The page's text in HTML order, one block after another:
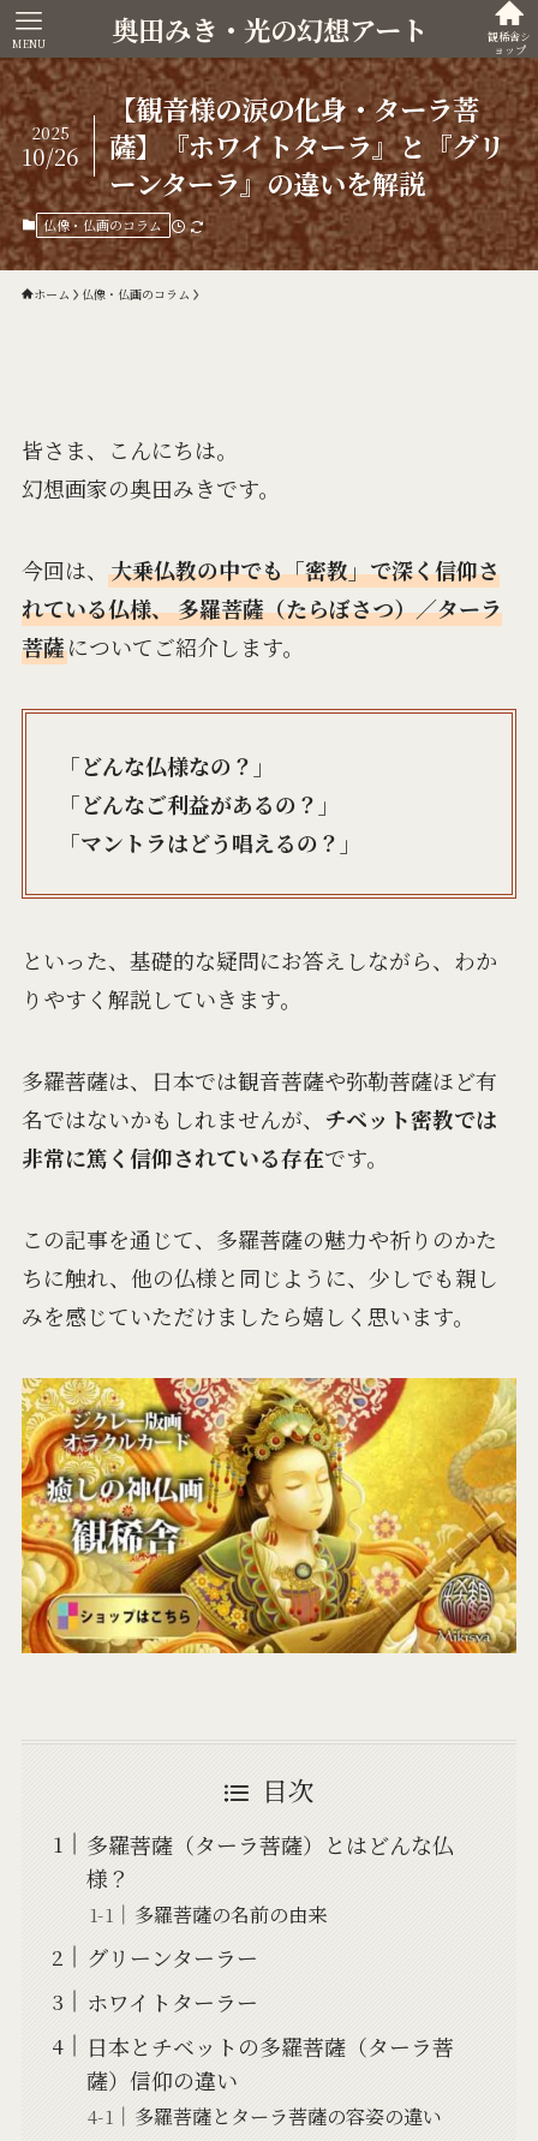
奥田みき・光の幻想アート 観稀舎シ
ョップ
MENU
【観音様の涙の化身・ターラ菩
薩】『ホワイトターラ』と『グリ
ーンターラ』の違いを解説
2025
10/26
仏像・仏画のコラム
ホーム 仏像・仏画のコラム
皆さま、こんにちは。
幻想画家の奥田みきです。
今回は、 大乗仏教の中でも「密教」で深く信仰さ
れている仏様、 多羅菩薩（たらぼさつ）／ターラ
菩薩についてご紹介します。
「どんな仏様なの？」
「どんなご利益があるの？」
「マントラはどう唱えるの？」
といった、基礎的な疑問にお答えしながら、わか
りやすく解説していきます。
多羅菩薩は、日本では観音菩薩や弥勒菩薩ほど有
名ではないかもしれませんが、 チベット密教では
非常に篤く信仰されている存在です。
この記事を通じて、多羅菩薩の魅力や祈りのかた
ちに触れ、他の仏様と同じように、少しでも親し
みを感じていただけましたら嬉しく思います。
目次
多羅菩薩（ターラ菩薩）とはどんな仏
様？
多羅菩薩の名前の由来
グリーンターラー
ホワイトターラー
日本とチベットの多羅菩薩（ターラ菩
薩）信仰の違い
多羅菩薩とターラ菩薩の容姿の違い